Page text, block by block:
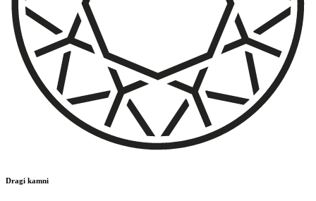
Dragi kamni